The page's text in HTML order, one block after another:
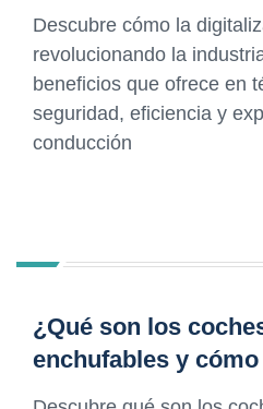
Descubre cómo la
revolucionando la
beneficios que ofrece en
seguridad, eficiencia y
conducción
¿Qué son los
enchufables y